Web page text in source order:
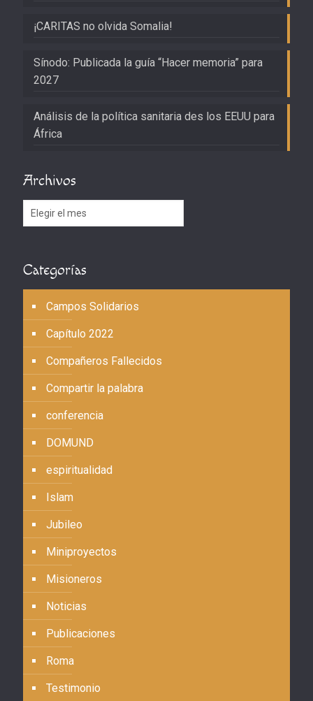
¡CARITAS no olvida Somalia!
Sínodo: Publicada la guía “Hacer memoria” para
2027
Análisis de la política sanitaria des los EEUU para
África
Archivos
Archivos
Categorías
Campos Solidarios
Capítulo 2022
Compañeros Fallecidos
Compartir la palabra
conferencia
DOMUND
espiritualidad
Islam
Jubileo
Miniproyectos
Misioneros
Noticias
Publicaciones
Roma
Testimonio